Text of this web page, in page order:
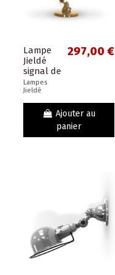
Lampe
Jieldé
signal de
bureau
ou table
2 bras
30cm or
Lampes
Jieldé
297,00 €
Ajouter au
panier